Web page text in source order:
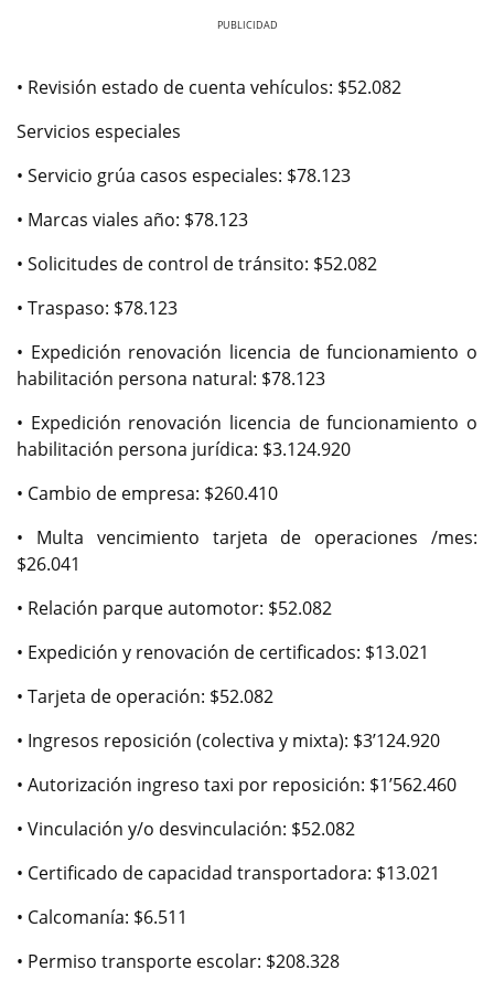
• Revisión estado de cuenta vehículos: $52.082
Servicios especiales
• Servicio grúa casos especiales: $78.123
• Marcas viales año: $78.123
• Solicitudes de control de tránsito: $52.082
• Traspaso: $78.123
• Expedición renovación licencia de funcionamiento o
habilitación persona natural: $78.123
• Expedición renovación licencia de funcionamiento o
habilitación persona jurídica: $3.124.920
• Cambio de empresa: $260.410
• Multa vencimiento tarjeta de operaciones /mes:
$26.041
• Relación parque automotor: $52.082
• Expedición y renovación de certificados: $13.021
• Tarjeta de operación: $52.082
• Ingresos reposición (colectiva y mixta): $3’124.920
• Autorización ingreso taxi por reposición: $1’562.460
• Vinculación y/o desvinculación: $52.082
• Certificado de capacidad transportadora: $13.021
• Calcomanía: $6.511
• Permiso transporte escolar: $208.328